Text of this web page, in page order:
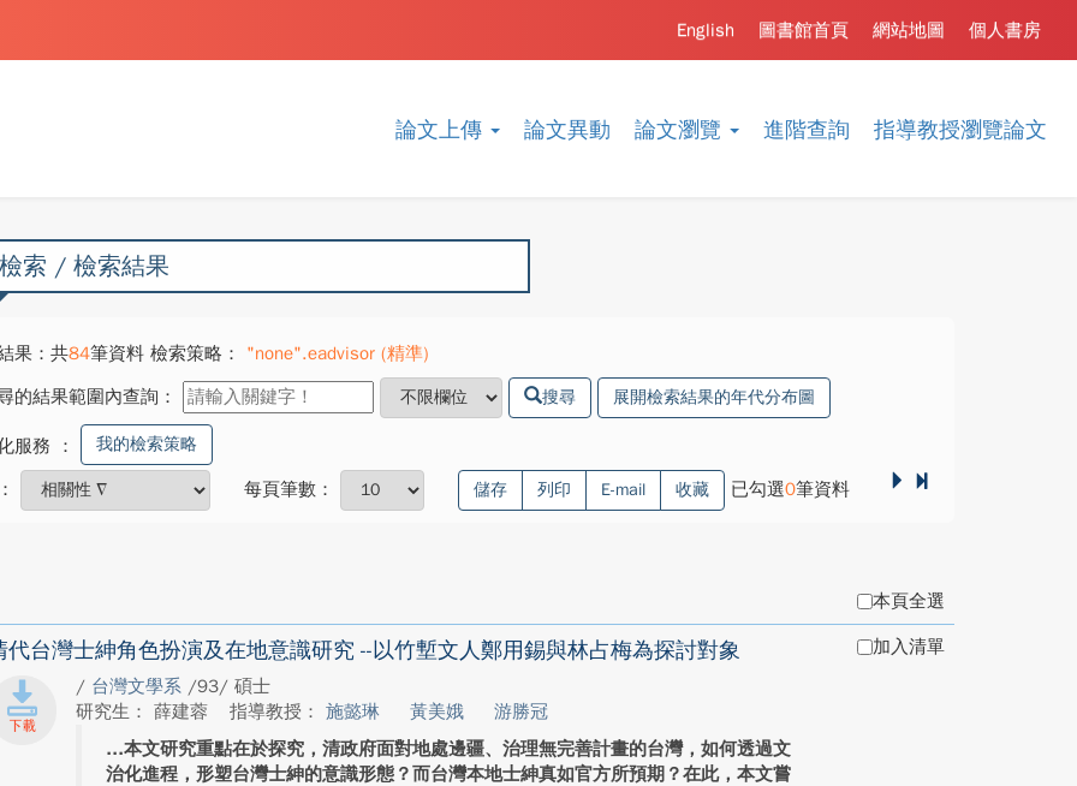
論文上傳 論文異動 論文瀏覽 進階查詢 指導教授瀏覽論文
個人書房
網站地圖
圖書館首頁
English
索 / 檢索結果
果：共84筆資料 檢索策略：
"none".eadvisor (精準)
的結果範圍內查詢：
搜尋 展開檢索結果的年代分布圖
服務 ： 我的檢索策略
每頁筆數： 儲存 列印 E-mail 收藏 已勾選0筆資料
本頁全選
代台灣士紳角色扮演及在地意識研究 --以竹塹文人鄭用錫與林占梅為探討對象
/ 台灣文學系 /93/ 碩士
研究生： 薛建蓉
指導教授：施懿琳 黃美娥
游勝冠
本文研究重點在於探究，清政府面對地處邊疆、治理無完善計畫的台灣，如何透過文
治化進程，形塑台灣士紳的意識形態？而台灣本地士紳真如官方所預期？在此，本文嘗
加入清單